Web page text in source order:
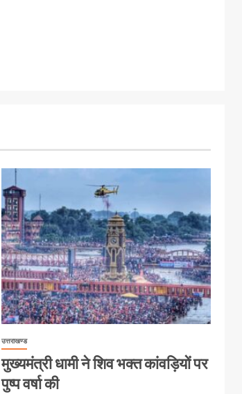
उत्तराखण्ड
मुख्यमंत्री धामी ने शिव भक्त कांवड़ियों पर
पुष्प वर्षा की